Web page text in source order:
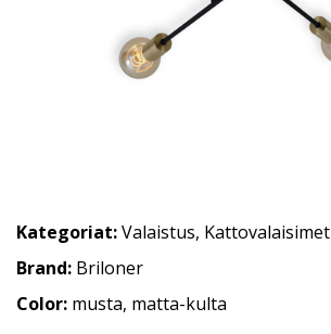
Kategoriat:Valaistus, Kattovalaisimet
Brand: Briloner
Color: musta, matta-kulta